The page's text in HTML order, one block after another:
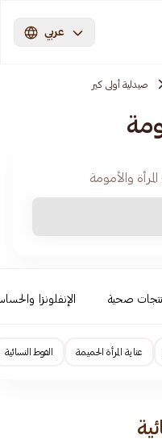
عربي
صيدلية أولى كير
صحية الإنفلونزا
عناية المرأة الحميمة الفوط النسائية